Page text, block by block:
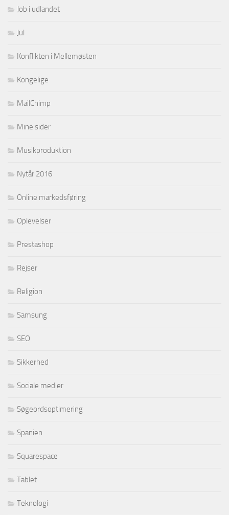
Job i udlandet
Jul
Konflikten i Mellemøsten
Kongelige
MailChimp
Mine sider
Musikproduktion
Nytår 2016
Online markedsføring
Oplevelser
Prestashop
Rejser
Religion
Samsung
SEO
Sikkerhed
Sociale medier
Søgeordsoptimering
Spanien
Squarespace
Tablet
Teknologi